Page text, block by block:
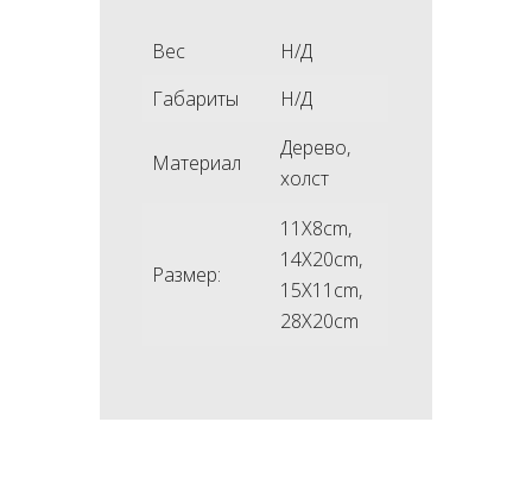
Вес
Н/Д
Габариты
Н/Д
Материал
Дерево,
холст
Размер:
11X8cm,
14X20cm,
15X11cm,
28X20cm